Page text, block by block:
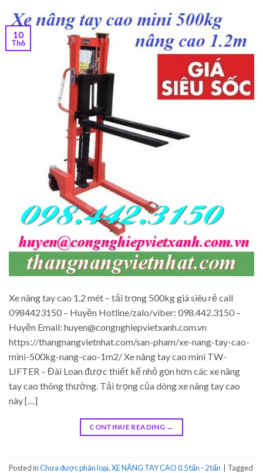
10
Th6
Xe nâng tay cao 1.2 mét – tải trọng 500kg giá siêu rẻ call
0984423150 – Huyền Hotline/zalo/viber: 098.442.3150 –
Huyền Email: huyen@congnghiepvietxanh.com.vn
https://thangnangvietnhat.com/san-pham/xe-nang-tay-cao-
mini-500kg-nang-cao-1m2/ Xe nâng tay cao mini TW-
LIFTER – Đài Loan được thiết kế nhỏ gọn hơn các xe nâng
tay cao thông thường. Tải trọng của dòng xe nâng tay cao
này […]
CONTINUE READING →
Posted inChưa được phân loại,XE NÂNG TAY CAO 0.5 tấn - 2 tấn Tagged